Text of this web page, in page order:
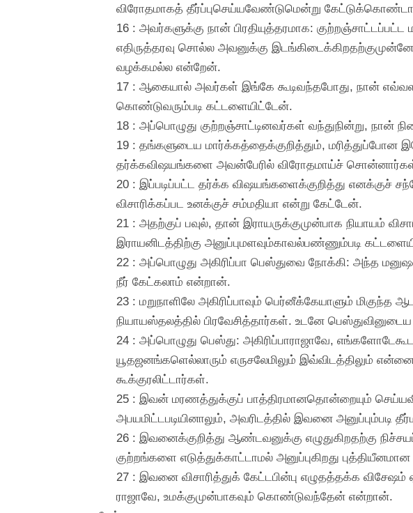
விரோதமாகத் தீர்ப்புசெய்யவேண்டுமென்று
16 : அவர்களுக்கு நான் பிரதியுத்தரமாக:
எதிருத்தரவு சொல்ல அவனுக்கு
வழக்கமல்ல என்றேன்.
17 : ஆகையால் அவர்கள் இங்கே கூடிவந்தபோது, நான்
கொண்டுவரும்படி கட்டளையிட்டேன்.
18 : அப்பொழுது குற்றஞ்சாட்டினவர்கள் வந்துநின்று, நான்
19 : தங்களுடைய மார்க்கத்தைக்குறித்தும், மரித்துப்போன
தர்க்கவிஷயங்களை அவன்பேரில் விரோதமாய்ச்
20 : இப்படிப்பட்ட தர்க்க விஷயங்களைக்குறித்து எனக்குச்
விசாரிக்கப்பட உனக்குச் சம்மதியா என்று கேட்டேன்.
21 : அதற்குப் பவுல், தான் இராயருக்குமுன்பாக நியாயம்
இராயனிடத்திற்கு அனுப்புமளவும்காவல்பண்ணும்படி
22 : அப்பொழுது அகிரிப்பா பெஸ்துவை நோக்கி: அந்த
நீர் கேட்கலாம் என்றான்.
23 : மறுநாளிலே அகிரிப்பாவும் பெர்னீக்கேயாளும்
நியாயஸ்தலத்தில் பிரவேசித்தார்கள். உடனே
24 : அப்பொழுது பெஸ்து: அகிரிப்பாராஜாவே,
யூதஜனங்களெல்லாரும் எருசலேமிலும் இவ்விடத்திலும்
கூக்குரலிட்டார்கள்.
25 : இவன் மரணத்துக்குப் பாத்திரமானதொன்றையும்
அபயமிட்டபடியினாலும், அவரிடத்தில் இவனை
26 : இவனைக்குறித்து ஆண்டவனுக்கு எழுதுகிறதற்கு
குற்றங்களை எடுத்துக்காட்டாமல் அனுப்புகிறது
27 : இவனை விசாரித்துக் கேட்டபின்பு எழுதத்தக்க விசேஷம்
ராஜாவே, உமக்குமுன்பாகவும் கொண்டுவந்தேன் என்றான்.